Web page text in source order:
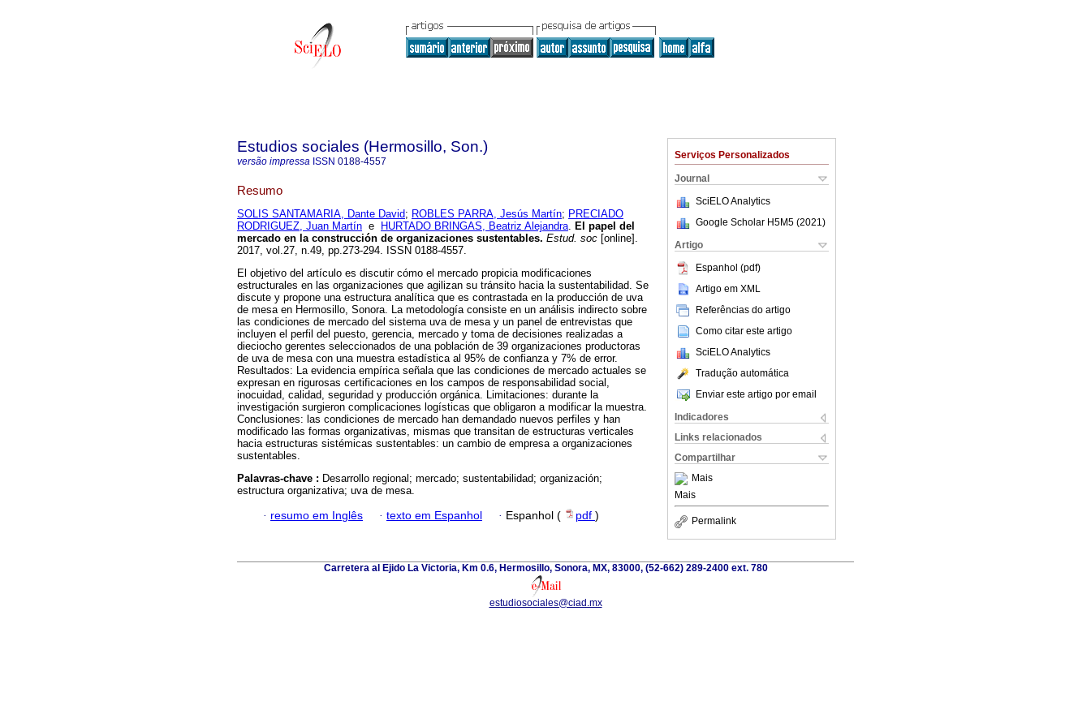
Serviços Personalizados
Journal
SciELO Analytics
Google Scholar H5M5 (2021 )
Artigo
Espanhol (pdf)
Artigo em XML
Referências do artigo
Como citar este artigo
SciELO Analytics
Tradução automática
Enviar este artigo por email
Indicadores
Links relacionados
Compartilhar
Mais
Mais
Permalink
Estudios sociales (Hermosillo, Son.)
versão impressa ISSN 0188-4557
Resumo
SOLIS SANTAMARIA, Dante David; ROBLES PARRA, Jesús Martín; PRECIADO
RODRIGUEZ, Juan Martín e HURTADO BRINGAS, Beatriz Alejandra. El papel del
mercado en la construcción de organizaciones sustentables. Estud. soc [online].
2017, vol.27, n.49, pp.273-294. ISSN 0188-4557.
El objetivo del artículo es discutir cómo el mercado propicia modificaciones
estructurales en las organizaciones que agilizan su tránsito hacia la sustentabilidad. Se
discute y propone una estructura analítica que es contrastada en la producción de uva
de mesa en Hermosillo, Sonora. La metodología consiste en un análisis indirecto sobre
las condiciones de mercado del sistema uva de mesa y un panel de entrevistas que
incluyen el perfil del puesto, gerencia, mercado y toma de decisiones realizadas a
dieciocho gerentes seleccionados de una población de 39 organizaciones productoras
de uva de mesa con una muestra estadística al 95% de confianza y 7% de error.
Resultados: La evidencia empírica señala que las condiciones de mercado actuales se
expresan en rigurosas certificaciones en los campos de responsabilidad social,
inocuidad, calidad, seguridad y producción orgánica. Limitaciones: durante la
investigación surgieron complicaciones logísticas que obligaron a modificar la muestra.
Conclusiones: las condiciones de mercado han demandado nuevos perfiles y han
modificado las formas organizativas, mismas que transitan de estructuras verticales
hacia estructuras sistémicas sustentables: un cambio de empresa a organizaciones
sustentables.
Palavras-chave : Desarrollo regional; mercado; sustentabilidad; organización;
estructura organizativa; uva de mesa.
· resumo em Inglês · texto em Espanhol · Espanhol ( pdf )
Carretera al Ejido La Victoria, Km 0.6, Hermosillo, Sonora, MX, 83000, (52-662) 289-2400 ext. 780
estudiosociales@ciad.mx